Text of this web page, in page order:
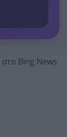
στο Bing News